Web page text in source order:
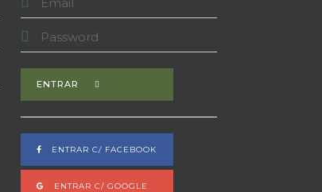
ENTRAR
ENTRAR C/ FACEBOOK
ENTRAR C/ GOOGLE